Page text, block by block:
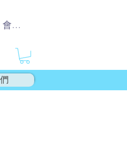
會員登入